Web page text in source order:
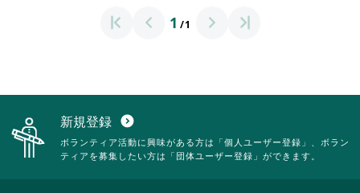
1 /1
新規登録 expand_circle_down
ボランティア活動に興味がある方は「個人ユーザー登録」、ボラン
ティアを募集したい方は「団体ユーザー登録」ができます。